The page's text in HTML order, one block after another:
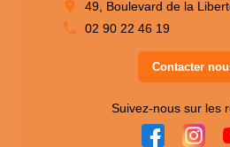
49, Boulevard de la
02 90 22 46 19
Contacter
Suivez-nous sur les